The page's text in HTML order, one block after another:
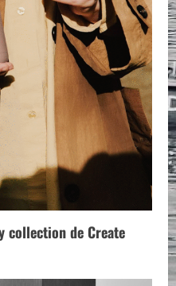
collection de Create